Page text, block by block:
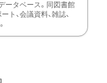
ータベース。同図書館
ト、会議資料、雑誌、